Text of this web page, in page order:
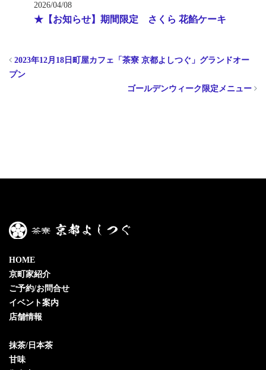
2026/04/08
★【お知らせ】期間限定 さくら 花餡ケーキ
2023年12月18日町屋カフェ「茶寮 京都よしつぐ」グランドオー
プン
ゴールデンウィーク限定メニュー
HOME
京町家紹介
ご予約/お問合せ
イベント案内
店舗情報
抹茶/日本茶
甘味